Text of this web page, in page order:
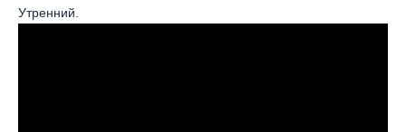
Утренний.